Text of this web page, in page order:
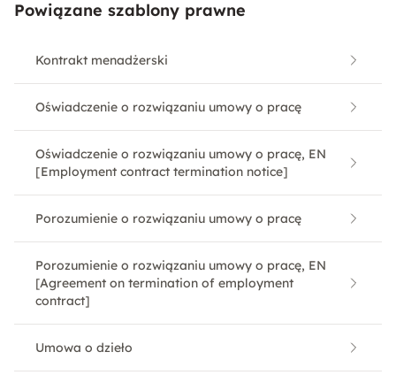
Powiązane szablony prawne
Kontrakt menadżerski
Oświadczenie o rozwiązaniu umowy o pracę
Oświadczenie o rozwiązaniu umowy o pracę, EN
[Employment contract termination notice]
Porozumienie o rozwiązaniu umowy o pracę
Porozumienie o rozwiązaniu umowy o pracę, EN
[Agreement on termination of employment
contract]
Umowa o dzieło